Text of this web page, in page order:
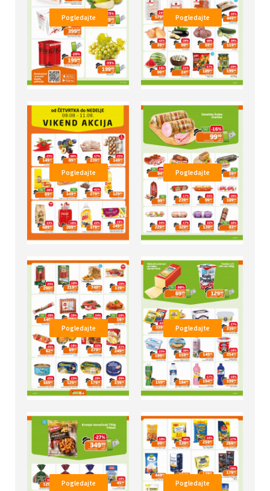
Pogledajte Pogledajte
Pogledajte Pogledajte
Pogledajte Pogledajte
Pogledajte Pogledajte